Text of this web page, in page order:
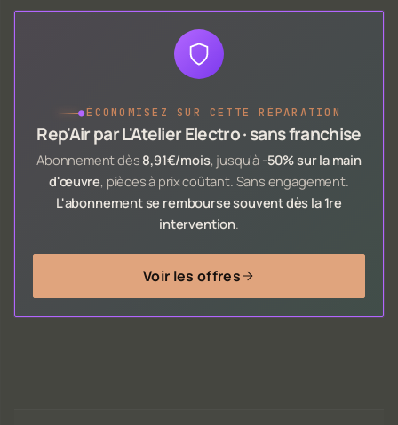
●ÉCONOMISEZ SUR CETTE RÉPARATION
Rep'Air par L'Atelier Electro · sans franchise
Abonnement dès 8,91€/mois, jusqu'à -50% sur la main
d'œuvre, pièces à prix coûtant. Sans engagement.
L'abonnement se rembourse souvent dès la 1re
intervention.
Voir les offres